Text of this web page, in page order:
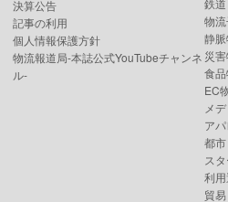
決算公告
記事の利用
個人情報保護方針
物流報道局-本誌公式YouTubeチャンネ
ル-
鉄道
物
静
災
食
EC
メ
ア
都
ス
利
貿